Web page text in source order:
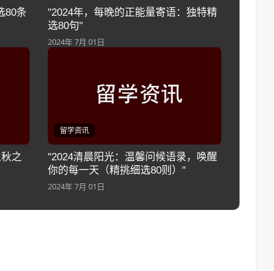
80条
"2024年，每晚的正能量寄语：独特精
选80句"
2024年 7月 01日
之
留学资讯
"2024清晨阳光：温馨问候语录，唤醒
你的每一天（精挑细选80则）"
2024年 7月 01日